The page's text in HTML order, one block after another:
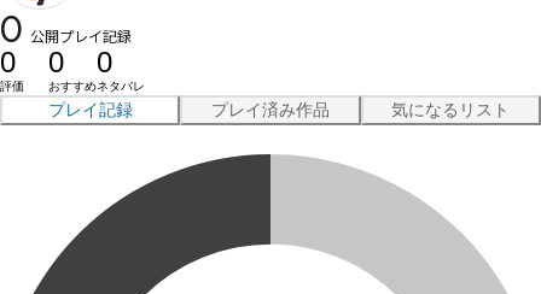
0 公開プレイ記録
0
評価
0
おすすめ
0
ネタバレ
プレイ記録 プレイ済み作品 気になるリスト